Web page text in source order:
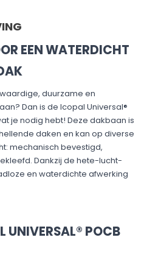
EEN WATERDICHT
duurzame en
Dan is de Icopal Universal®
je nodig hebt! Deze dakbaan is
daken en kan op diverse
mechanisch bevestigd,
Dankzij de hete-lucht-
en waterdichte afwerking
POCB